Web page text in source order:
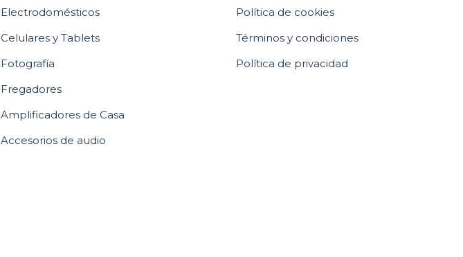
Electrodomésticos
Celulares y Tablets
Fotografía
Fregadores
Amplificadores de Casa
Accesorios de audio
Política de cookies
Términos y condiciones
Política de privacidad